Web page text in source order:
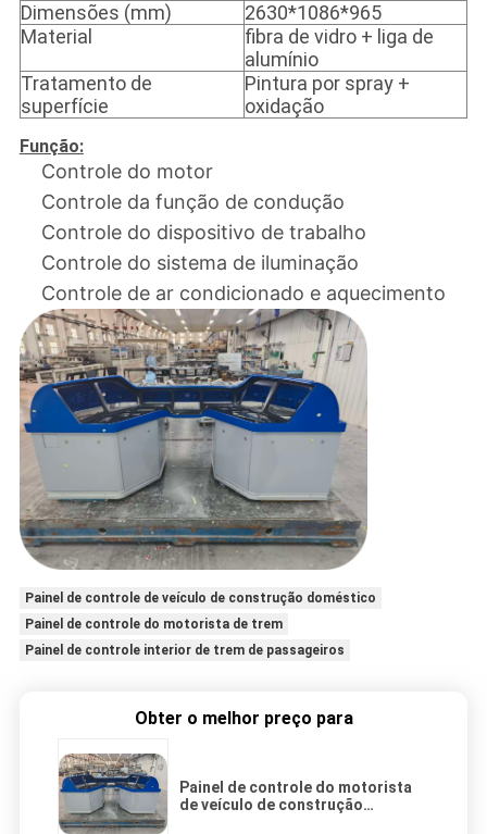
Dimensões (mm)
2630*1086*965
Material
fibra de vidro + liga de
alumínio
Tratamento de
superfície
Pintura por spray +
oxidação
Função:
Controle do motor
Controle da função de condução
Controle do dispositivo de trabalho
Controle do sistema de iluminação
Controle de ar condicionado e aquecimento
Painel de controle de veículo de construção doméstico
Painel de controle do motorista de trem
Painel de controle interior de trem de passageiros
Obter o melhor preço para
Painel de controle do motorista
de veículo de construção